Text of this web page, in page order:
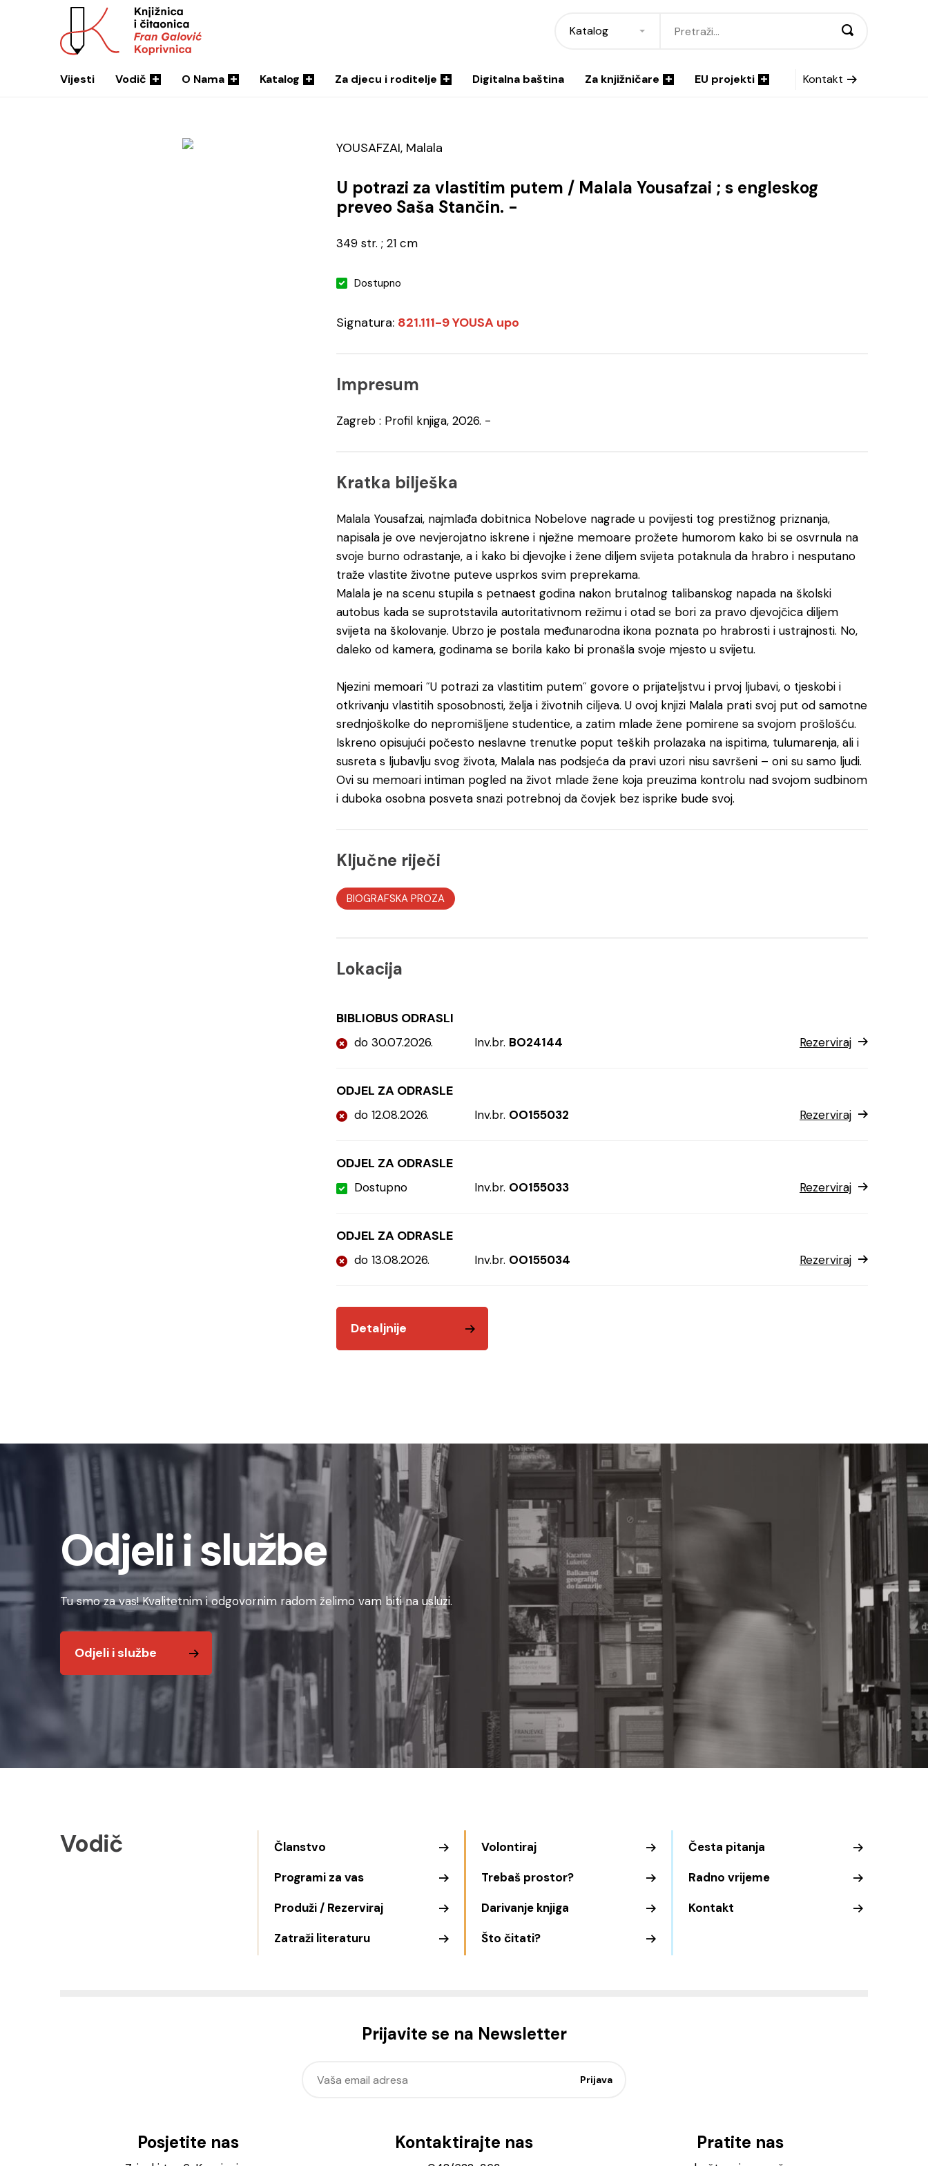
Katalog
Vijesti Vodič O Nama Katalog Za djecu i roditelje Digitalna baština Za knjižničare EU projekti Kontakt
YOUSAFZAI, Malala
U potrazi za vlastitim putem / Malala Yousafzai ; s engleskog
preveo Saša Stančin. -
349 str. ; 21 cm
Dostupno
Signatura: 821.111-9 YOUSA upo
Impresum
Zagreb : Profil knjiga, 2026. -
Kratka bilješka
Malala Yousafzai, najmlađa dobitnica Nobelove nagrade u povijesti tog prestižnog priznanja,
napisala je ove nevjerojatno iskrene i nježne memoare prožete humorom kako bi se osvrnula na
svoje burno odrastanje, a i kako bi djevojke i žene diljem svijeta potaknula da hrabro i nesputano
traže vlastite životne puteve usprkos svim preprekama.
Malala je na scenu stupila s petnaest godina nakon brutalnog talibanskog napada na školski
autobus kada se suprotstavila autoritativnom režimu i otad se bori za pravo djevojčica diljem
svijeta na školovanje. Ubrzo je postala međunarodna ikona poznata po hrabrosti i ustrajnosti. No,
daleko od kamera, godinama se borila kako bi pronašla svoje mjesto u svijetu.
Njezini memoari ˝U potrazi za vlastitim putem˝ govore o prijateljstvu i prvoj ljubavi, o tjeskobi i
otkrivanju vlastitih sposobnosti, želja i životnih ciljeva. U ovoj knjizi Malala prati svoj put od samotne
srednjoškolke do nepromišljene studentice, a zatim mlade žene pomirene sa svojom prošlošću.
Iskreno opisujući počesto neslavne trenutke poput teških prolazaka na ispitima, tulumarenja, ali i
susreta s ljubavlju svog života, Malala nas podsjeća da pravi uzori nisu savršeni – oni su samo ljudi.
Ovi su memoari intiman pogled na život mlade žene koja preuzima kontrolu nad svojom sudbinom
i duboka osobna posveta snazi potrebnoj da čovjek bez isprike bude svoj.
Ključne riječi
BIOGRAFSKA PROZA
Lokacija
BIBLIOBUS ODRASLI
do 30.07.2026. Inv.br. BO24144 Rezerviraj
ODJEL ZA ODRASLE
do 12.08.2026. Inv.br. OO155032 Rezerviraj
ODJEL ZA ODRASLE
Dostupno Inv.br. OO155033 Rezerviraj
ODJEL ZA ODRASLE
do 13.08.2026. Inv.br. OO155034 Rezerviraj
Detaljnije
Odjeli i službe
Tu smo za vas! Kvalitetnim i odgovornim radom želimo vam biti na usluzi.
Odjeli i službe
Vodič
Članstvo
Programi za vas
Produži / Rezerviraj
Zatraži literaturu
Volontiraj
Trebaš prostor?
Darivanje knjiga
Što čitati?
Česta pitanja
Radno vrijeme
Kontakt
Prijavite se na Newsletter
Posjetite nas Kontaktirajte nas Pratite nas